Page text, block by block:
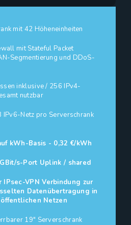
mit 42 Höheneinheiten
mit Stateful Packet
Segmentierung und DDoS-
inklusive / 256 IPv4-
nutzbar
IPv6-Netz pro Serverschrank
kWh-Basis - 0,32 €/kWh
s-Port Uplink / shared
IPsec-VPN Verbindung zur
Datenübertragung in
Netzen
19" Serverschrank